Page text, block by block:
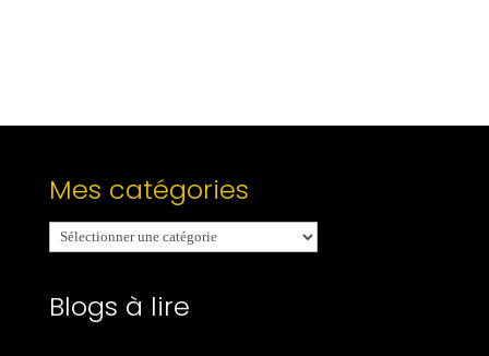
Mes catégories
Mes
catégories
Blogs à lire